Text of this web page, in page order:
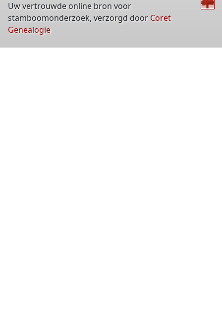
Uw vertrouwde online bron voor
stamboomonderzoek, verzorgd door Coret
Genealogie